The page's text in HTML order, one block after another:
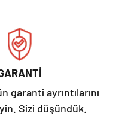
garanti ayrıntılarını
Sizi düşündük.